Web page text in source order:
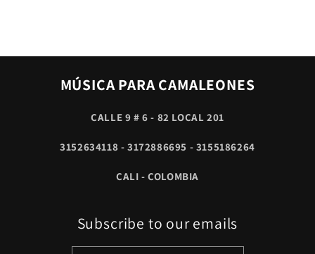
MÚSICA PARA CAMALEONES
CALLE 9 # 6 - 82 LOCAL 201
3152634118 - 3172886695 - 3155186264
CALI - COLOMBIA
Subscribe to our emails